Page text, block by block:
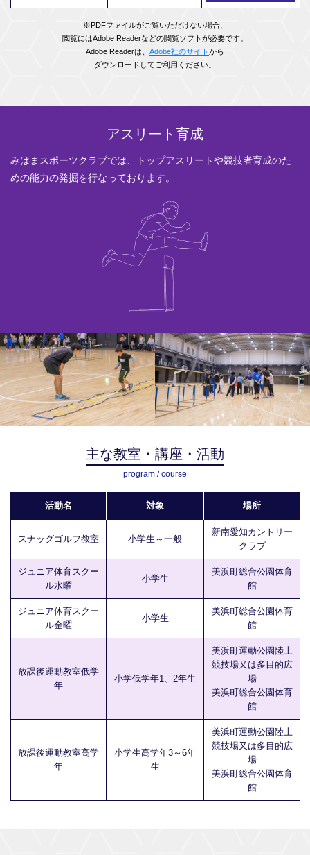
※PDFファイルがご覧いただけない場合、
閲覧にはAdobe Readerなどの閲覧ソフトが必要です。
Adobe Readerは、 Adobe社のサイトから
ダウンロードしてご利⽤ください。
アスリート育成
みはまスポーツクラブでは、トップアスリートや競技者育成のた
めの能力の発掘を行なっております。
主な教室・講座・活動
program / course
活動名 対象 場所
スナッグゴルフ教室 小学生～一般
新南愛知カントリー
クラブ
ジュニア体育スクー
ル水曜
小学生
美浜町総合公園体育
館
ジュニア体育スクー
ル金曜
小学生
美浜町総合公園体育
館
放課後運動教室低学
年
小学低学年1、2年生
美浜町運動公園陸上
競技場又は多目的広
場
美浜町総合公園体育
館
放課後運動教室高学
年
小学生高学年3～6年
生
美浜町運動公園陸上
競技場又は多目的広
場
美浜町総合公園体育
館